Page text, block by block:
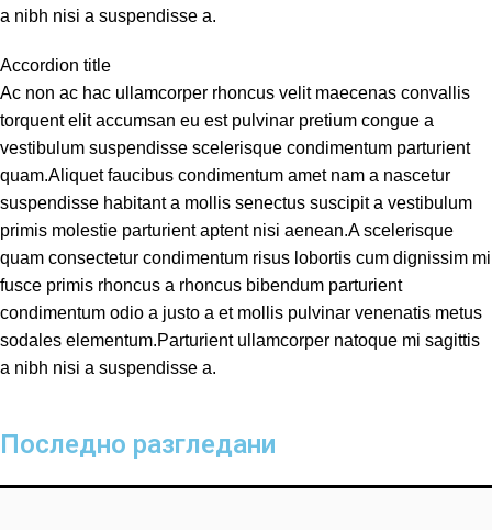
a nibh nisi a suspendisse a.
Accordion title
Ac non ac hac ullamcorper rhoncus velit maecenas convallis
torquent elit accumsan eu est pulvinar pretium congue a
vestibulum suspendisse scelerisque condimentum parturient
quam.Aliquet faucibus condimentum amet nam a nascetur
suspendisse habitant a mollis senectus suscipit a vestibulum
primis molestie parturient aptent nisi aenean.A scelerisque
quam consectetur condimentum risus lobortis cum dignissim mi
fusce primis rhoncus a rhoncus bibendum parturient
condimentum odio a justo a et mollis pulvinar venenatis metus
sodales elementum.Parturient ullamcorper natoque mi sagittis
a nibh nisi a suspendisse a.
Последно разгледани